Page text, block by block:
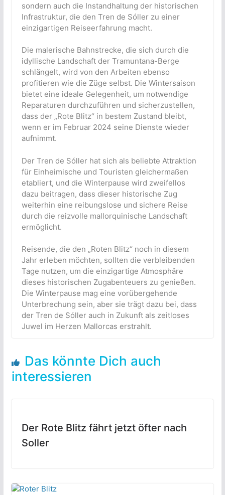
sondern auch die Instandhaltung der historischen
Infrastruktur, die den Tren de Sóller zu einer
einzigartigen Reiseerfahrung macht.
Die malerische Bahnstrecke, die sich durch die
idyllische Landschaft der Tramuntana-Berge
schlängelt, wird von den Arbeiten ebenso
profitieren wie die Züge selbst. Die Wintersaison
bietet eine ideale Gelegenheit, um notwendige
Reparaturen durchzuführen und sicherzustellen,
dass der „Rote Blitz“ in bestem Zustand bleibt,
wenn er im Februar 2024 seine Dienste wieder
aufnimmt.
Der Tren de Sóller hat sich als beliebte Attraktion
für Einheimische und Touristen gleichermaßen
etabliert, und die Winterpause wird zweifellos
dazu beitragen, dass dieser historische Zug
weiterhin eine reibungslose und sichere Reise
durch die reizvolle mallorquinische Landschaft
ermöglicht.
Reisende, die den „Roten Blitz“ noch in diesem
Jahr erleben möchten, sollten die verbleibenden
Tage nutzen, um die einzigartige Atmosphäre
dieses historischen Zugabenteuers zu genießen.
Die Winterpause mag eine vorübergehende
Unterbrechung sein, aber sie trägt dazu bei, dass
der Tren de Sóller auch in Zukunft als zeitloses
Juwel im Herzen Mallorcas erstrahlt.
Das könnte Dich auch
interessieren
Der Rote Blitz fährt jetzt öfter nach
Soller